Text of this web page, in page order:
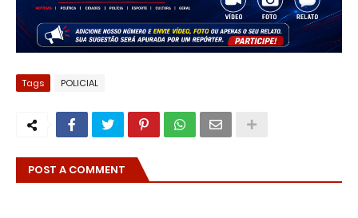
Tags POLICIAL
POST A COMMENT